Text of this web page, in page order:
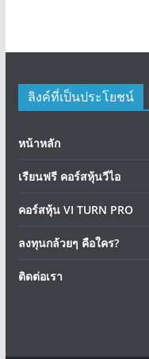
ลิงค์ที่เป็นประโยชน์
หน้าหลัก
เรียนฟรี คอร์สหุ้นวีไอ
คอร์สหุ้น VI TURN PRO
ลงทุนกล้วยๆ คือใคร?
ติดต่อเรา